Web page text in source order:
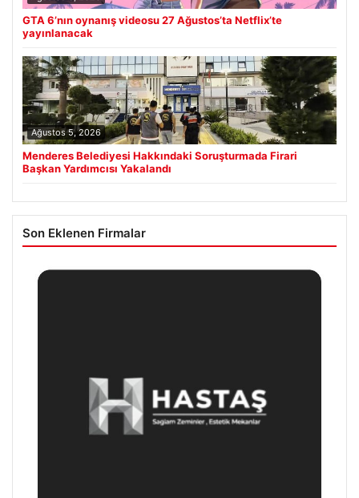
GTA 6’nın oynanış videosu 27 Ağustos’ta Netflix’te
yayınlanacak
Ağustos 5, 2026
Menderes Belediyesi Hakkındaki Soruşturmada Firari
Başkan Yardımcısı Yakalandı
Son Eklenen Firmalar